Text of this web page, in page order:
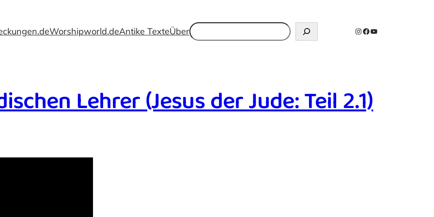
Worshipworld.deAntike TexteÜberSuchen Instagram
Facebook
YouTube
Lehrer (Jesus der Jude: Teil 2.1)